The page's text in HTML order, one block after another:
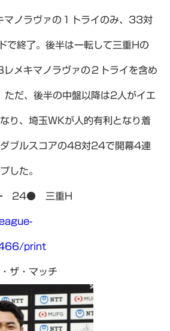
マノラヴァの１トライのみ、33対
で終了。後半は一転して三重Hの
メキマノラヴァの２トライを含め
だ、後半の中盤以降は2人がイエ
り、埼玉WKが人的有利となり着
ブルスコアの48対24で開幕4連
した。
24● 三重H
print
ザ・マッチ